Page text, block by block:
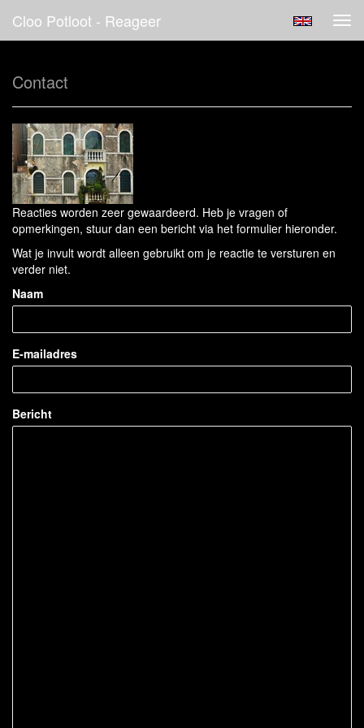
Cloo Potloot - Reageer
Contact
Reacties worden zeer gewaardeerd. Heb je vragen of
opmerkingen, stuur dan een bericht via het formulier hieronder.
Wat je invult wordt alleen gebruikt om je reactie te versturen en
verder niet.
Naam
E-mailadres
Bericht